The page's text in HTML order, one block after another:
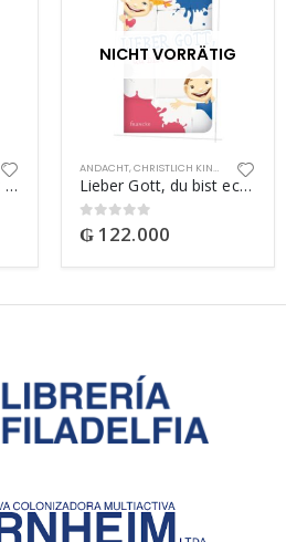
Hey Gott, du bist echt spitze!
NICHT VORRÄTIG
ANDACHT,CHRISTLICH KINDER
Lieber Gott, du bist echt cool
0out of 5
₲ 122.000